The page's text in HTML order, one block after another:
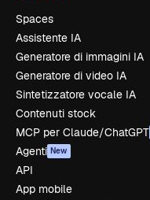
Spaces
Assistente IA
Generatore di immagini IA
Generatore di video IA
Sintetizzatore vocale IA
Contenuti stock
MCP per Claude/ChatGPT
Agenti New
API
App mobile